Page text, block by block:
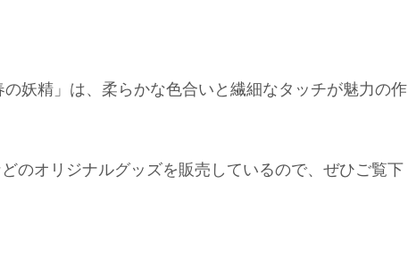
妖精」は、柔らかな色合いと繊細なタッチが魅力の作
のオリジナルグッズを販売しているので、ぜひご覧下